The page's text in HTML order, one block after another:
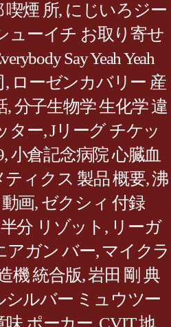
喫煙 所, にじいろジー
ューイチ お取り寄せ
Say Yeah Yeah
, ローゼンカバリー 産
,分子生物学 生化学 違
ター,Jリーグ チケッ
,小倉記念病院 心臓血
ティクス 製品 概要,沸
画, ゼクシィ 付録
分 リゾット , リーガ
アガン バー, マイクラ
機 統合版,岩田 剛 典
シルバー ミュウツー
味 ポーカー,CVIT 地